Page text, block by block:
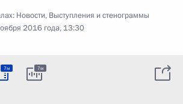
Новости, Выступления и стенограммы
2016 года, 13:30
7м 7м